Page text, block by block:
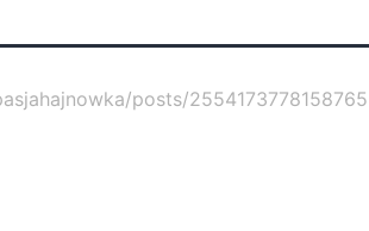
posts/2554173778158765